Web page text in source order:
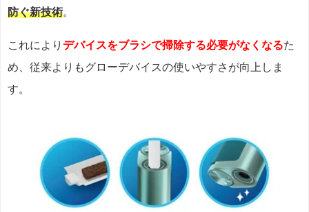
防ぐ新技術。
これにより デバイスをブラシで掃除する必要がなくなるた
め、従来よりもグローデバイスの使いやすさが向上しま
す。